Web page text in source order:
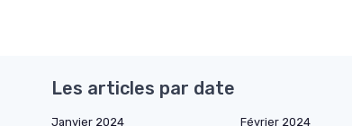
Les articles par date
Janvier 2024 Février 2024